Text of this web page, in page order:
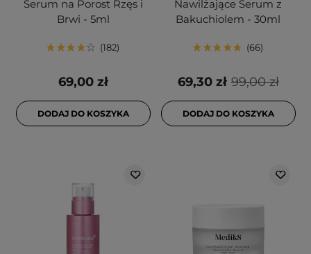
Serum na Porost Rzęs i
Brwi - 5ml
182
69,00 zł
DODAJ DO KOSZYKA
Nawilżające Serum z
Bakuchiolem - 30ml
66
99,00 zł
69,30 zł
DODAJ DO KOSZYKA